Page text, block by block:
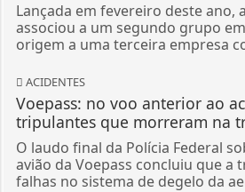
Lançada em fevereiro deste ano,
associou a um segundo grupo
origem a uma terceira empresa
ACIDENTES
Voepass: no voo anterior ao
tripulantes que morreram na
O laudo final da Polícia Federal
avião da Voepass concluiu que a
falhas no sistema de degelo da